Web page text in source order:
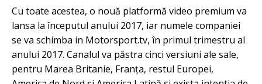
Cu toate acestea, o nouă platformă video premium va
lansa la începutul anului 2017, iar numele companiei
se va schimba in Motorsport.tv, în primul trimestru al
anului 2017. Canalul va păstra cinci versiuni ale sale,
pentru Marea Britanie, Franța, restul Europei,